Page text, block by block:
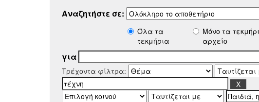
Αναζητήστε σε:
Όλα τα
τεκμήρια
Μόνο τα
αρχείο
για
Τρέχοντα φίλτρα: